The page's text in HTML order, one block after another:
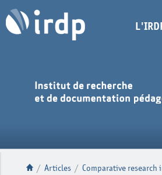
/ Articles / Comparative